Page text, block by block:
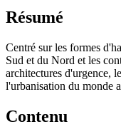
Résumé
Centré sur les formes
Sud et du Nord et les
architectures d'urgence,
l'urbanisation du monde
Contenu